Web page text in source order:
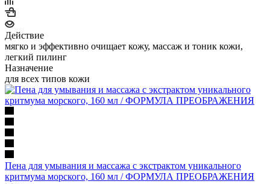
Действие
мягко и эффективно очищает кожу, массаж и тоник кожи,
легкий пилинг
Назначение
для всех типов кожи
Пена для умывания и массажа с экстрактом уникального
критмума морского, 160 мл / ФОРМУЛА ПРЕОБРАЖЕНИЯ